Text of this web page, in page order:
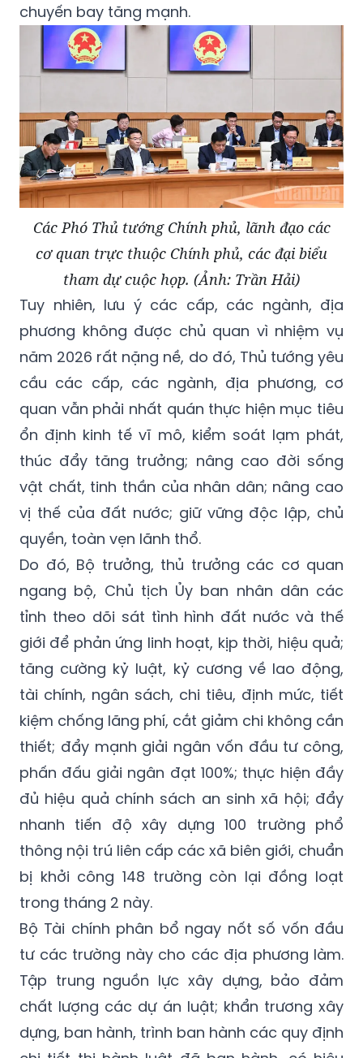
chuyến bay tăng mạnh.
Các Phó Thủ tướng Chính phủ, lãnh đạo các
cơ quan trực thuộc Chính phủ, các đại biểu
tham dự cuộc họp. (Ảnh: Trần Hải)
Tuy nhiên, lưu ý các cấp, các ngành, địa
phương không được chủ quan vì nhiệm vụ
năm 2026 rất nặng nề, do đó, Thủ tướng yêu
cầu các cấp, các ngành, địa phương, cơ
quan vẫn phải nhất quán thực hiện mục tiêu
ổn định kinh tế vĩ mô, kiểm soát lạm phát,
thúc đẩy tăng trưởng; nâng cao đời sống
vật chất, tinh thần của nhân dân; nâng cao
vị thế của đất nước; giữ vững độc lập, chủ
quyền, toàn vẹn lãnh thổ.
Do đó, Bộ trưởng, thủ trưởng các cơ quan
ngang bộ, Chủ tịch Ủy ban nhân dân các
tỉnh theo dõi sát tình hình đất nước và thế
giới để phản ứng linh hoạt, kịp thời, hiệu quả;
tăng cường kỷ luật, kỷ cương về lao động,
tài chính, ngân sách, chi tiêu, định mức, tiết
kiệm chống lãng phí, cắt giảm chi không cần
thiết; đẩy mạnh giải ngân vốn đầu tư công,
phấn đấu giải ngân đạt 100%; thực hiện đầy
đủ hiệu quả chính sách an sinh xã hội; đẩy
nhanh tiến độ xây dựng 100 trường phổ
thông nội trú liên cấp các xã biên giới, chuẩn
bị khởi công 148 trường còn lại đồng loạt
trong tháng 2 này.
Bộ Tài chính phân bổ ngay nốt số vốn đầu
tư các trường này cho các địa phương làm.
Tập trung nguồn lực xây dựng, bảo đảm
chất lượng các dự án luật; khẩn trương xây
dựng, ban hành, trình ban hành các quy định